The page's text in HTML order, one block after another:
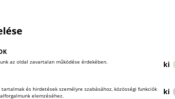
az oldal zavartalan működése érdekében. ki
és hirdetések személyre szabásához, közösségi funkciók
elemzéséhez.
ki
a delegált cégképviselő megfelelő szintű angol
a cég angol nyelvű honlappal rendelkezik,
érvényes kamarai regisztráció, az elbírálás
Jelentkezés
legkésőbb 2026. április 10-ig a fentiekben